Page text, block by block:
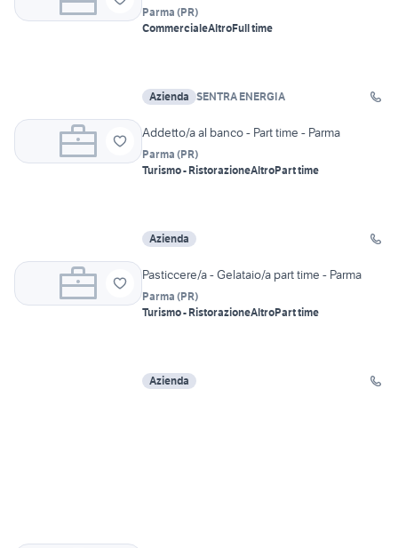
Parma (PR)
CommercialeAltroFull time
Azienda SENTRA ENERGIA
Addetto/a al banco - Part time - Parma
Parma (PR)
Turismo - RistorazioneAltroPart time
Azienda
Pasticcere/a - Gelataio/a part time - Parma
Parma (PR)
Turismo - RistorazioneAltroPart time
Azienda